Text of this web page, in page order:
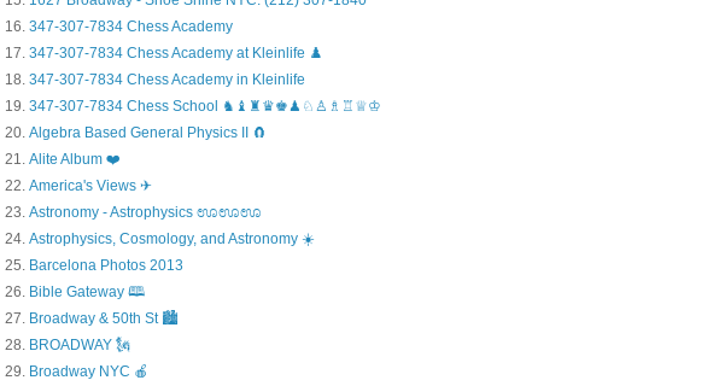
347-307-7834 Chess Academy
347-307-7834 Chess Academy at Kleinlife ♟️
347-307-7834 Chess Academy in Kleinlife
347-307-7834 Chess School ♞♝♜♛♚♟♘♙♗♖♕♔
Algebra Based General Physics II 🧲
Alite Album ❤️
America's Views ✈
Astronomy - Astrophysics ಊಊಊ
Astrophysics, Cosmology, and Astronomy ☀️
Barcelona Photos 2013
Bible Gateway 🕮
Broadway & 50th St 🏙️
BROADWAY 🗽
Broadway NYC 🍎